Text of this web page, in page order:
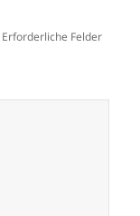
Erforderliche Felder